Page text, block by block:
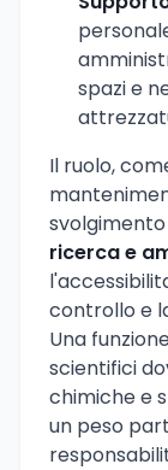
spazi e
Il ruolo,
ricerca e
controllo e
Una
scientifici
chimiche e
un peso